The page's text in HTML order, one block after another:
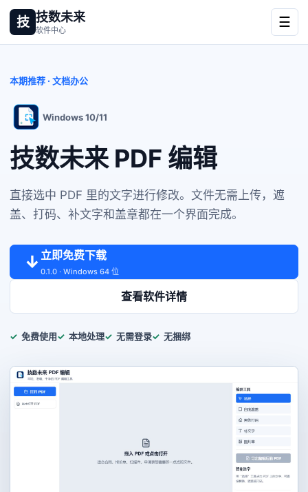
技 技数未来
软件中心
☰
本期推荐 · 文档办公
Windows 10/11
技数未来 PDF 编辑
直接选中 PDF 里的文字进行修改。文件无需上传，遮
盖、打码、补文字和盖章都在一个界面完成。
↓立即免费下载
0.1.0 · Windows 64 位
查看软件详情
免费使用 本地处理 无需登录 无捆绑